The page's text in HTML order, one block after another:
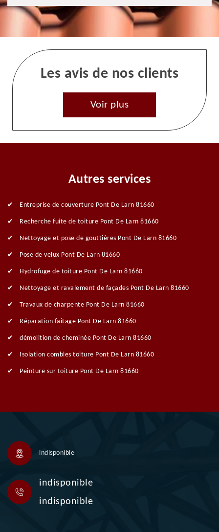
Les avis de nos clients
Voir plus
Autres services
Entreprise de couverture Pont De Larn 81660
Recherche fuite de toiture Pont De Larn 81660
Nettoyage et pose de gouttières Pont De Larn 81660
Pose de velux Pont De Larn 81660
Hydrofuge de toiture Pont De Larn 81660
Nettoyage et ravalement de façades Pont De Larn 81660
Travaux de charpente Pont De Larn 81660
Réparation faitage Pont De Larn 81660
démolition de cheminée Pont De Larn 81660
Isolation combles toiture Pont De Larn 81660
Peinture sur toiture Pont De Larn 81660
indisponible
indisponible
indisponible